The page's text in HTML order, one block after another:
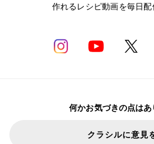
作れるレシピ動画を毎日配
何かお気づきの点はあ
クラシルに意見